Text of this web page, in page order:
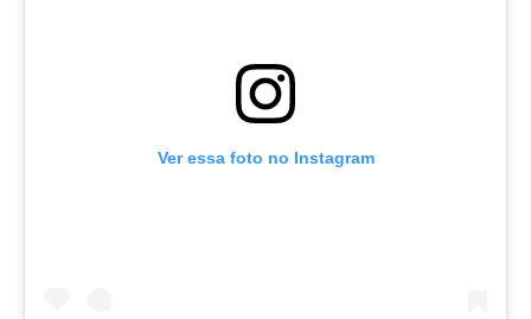
Ver essa foto no Instagram